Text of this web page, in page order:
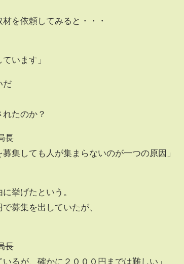
を依頼してみると・・・
います」
だ
たのか？
長
集しても人が集まらないのが一つの原因」
挙げたという。
募集を出していたが、
長
るが、確かに２０００円までは難しい」